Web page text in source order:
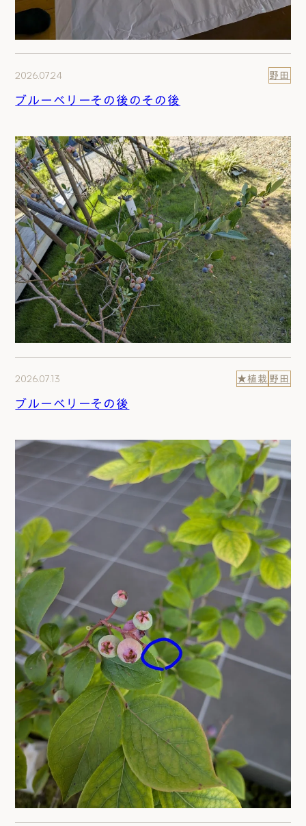
2026.07.24 野田
ブルーベリーその後のその後
2026.07.13 ★植栽 野田
ブルーベリーその後